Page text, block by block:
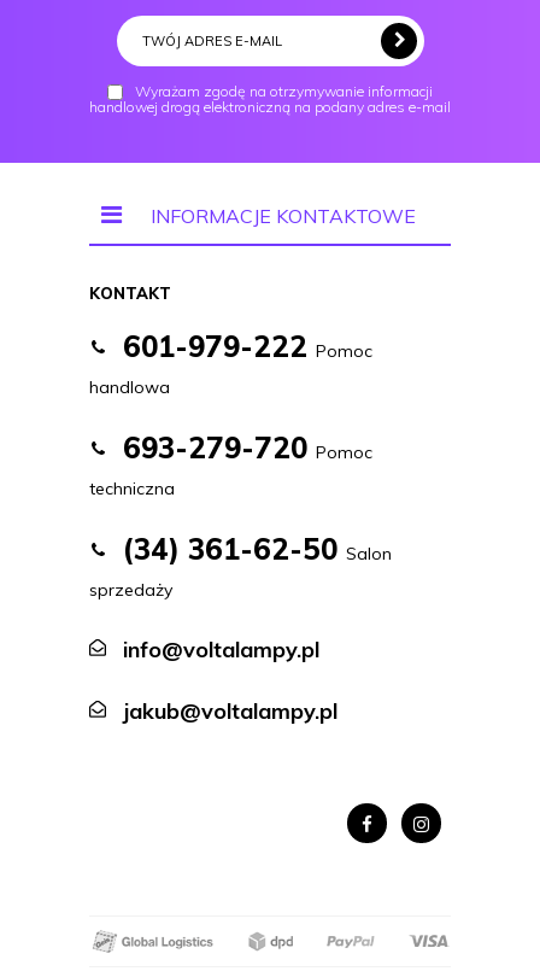
Wyrażam zgodę na otrzymywanie informacji
handlowej drogą elektroniczną na podany adres e-mail
INFORMACJE KONTAKTOWE
KONTAKT
601-979-222 Pomoc
handlowa
693-279-720 Pomoc
techniczna
(34) 361-62-50 Salon
sprzedaży
info@voltalampy.pl
jakub@voltalampy.pl